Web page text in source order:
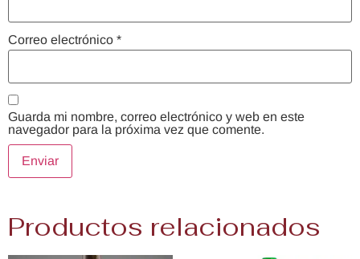
Correo electrónico *
Guarda mi nombre, correo electrónico y web en este
navegador para la próxima vez que comente.
Productos relacionados